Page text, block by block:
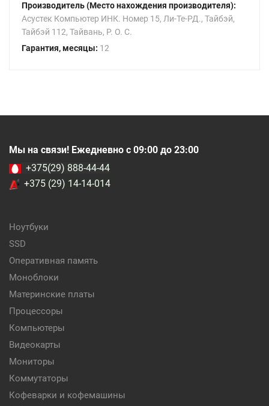
Производитель (Место нахождения производителя):
Асустек Компьютер ИНК. Номер 15, Ли-Те-РД., Тайбэй,
Тайбэй 112, Тайвань, Р. О. С.
Гарантия, месяцы: 12
Мы на связи! Ежедневно с 09:00 до 23:00
+375(29) 888-44-44
+375 (29) 14-14-014
Ноутбуки
SSD
Оперативная память
Моноблоки
Материнские платы
Процессоры
Компьютеры
Видеокарты
Мониторы
Коммутаторы
Кофеварки и кофемашины